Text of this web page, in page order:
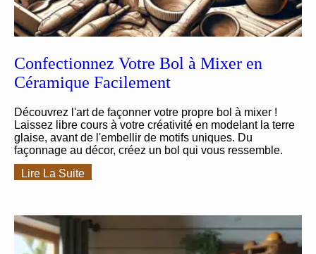
Confectionnez Votre Bol à Mixer en
Céramique Facilement
Découvrez l'art de façonner votre propre bol à mixer !
Laissez libre cours à votre créativité en modelant la terre
glaise, avant de l'embellir de motifs uniques. Du
façonnage au décor, créez un bol qui vous ressemble.
Lire La Suite